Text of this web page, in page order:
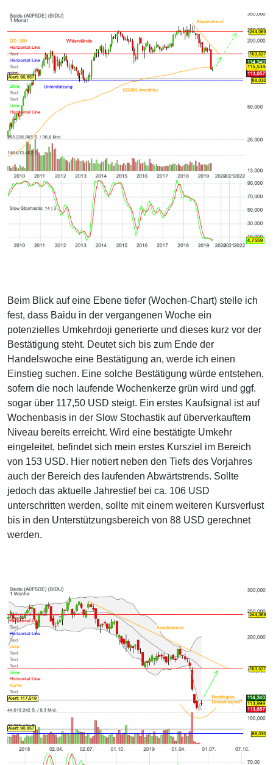
Beim Blick auf eine Ebene tiefer (Wochen-Chart) stelle ich
fest, dass Baidu in der vergangenen Woche ein
potenzielles Umkehrdoji generierte und dieses kurz vor der
Bestätigung steht. Deutet sich bis zum Ende der
Handelswoche eine Bestätigung an, werde ich einen
Einstieg suchen. Eine solche Bestätigung würde entstehen,
sofern die noch laufende Wochenkerze grün wird und ggf.
sogar über 117,50 USD steigt. Ein erstes Kaufsignal ist auf
Wochenbasis in der Slow Stochastik auf überverkauftem
Niveau bereits erreicht. Wird eine bestätigte Umkehr
eingeleitet, befindet sich mein erstes Kursziel im Bereich
von 153 USD. Hier notiert neben den Tiefs des Vorjahres
auch der Bereich des laufenden Abwärtstrends. Sollte
jedoch das aktuelle Jahrestief bei ca. 106 USD
unterschritten werden, sollte mit einem weiteren Kursverlust
bis in den Unterstützungsbereich von 88 USD gerechnet
werden.